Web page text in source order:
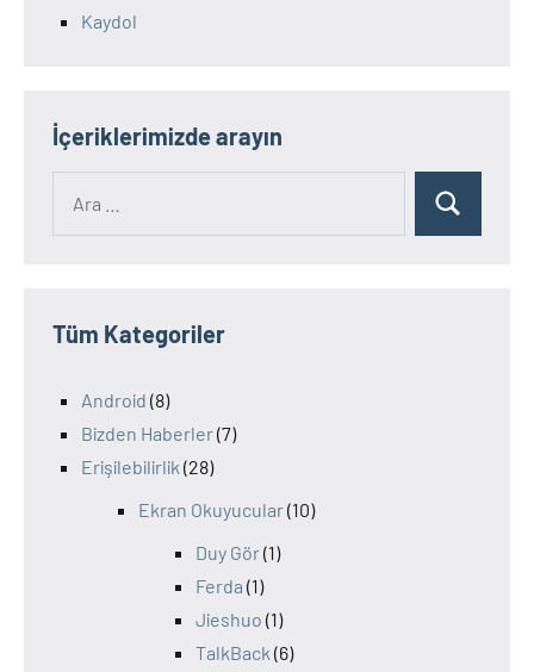
Kaydol
İçeriklerimizde arayın
Ara
Tüm Kategoriler
Android (8)
Bizden Haberler(7)
Erişilebilirlik (28)
Ekran Okuyucular(10)
Duy Gör(1)
Ferda (1)
Jieshuo (1)
TalkBack (6)